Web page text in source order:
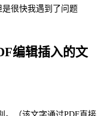
很快我遇到了问题
编辑插入的文